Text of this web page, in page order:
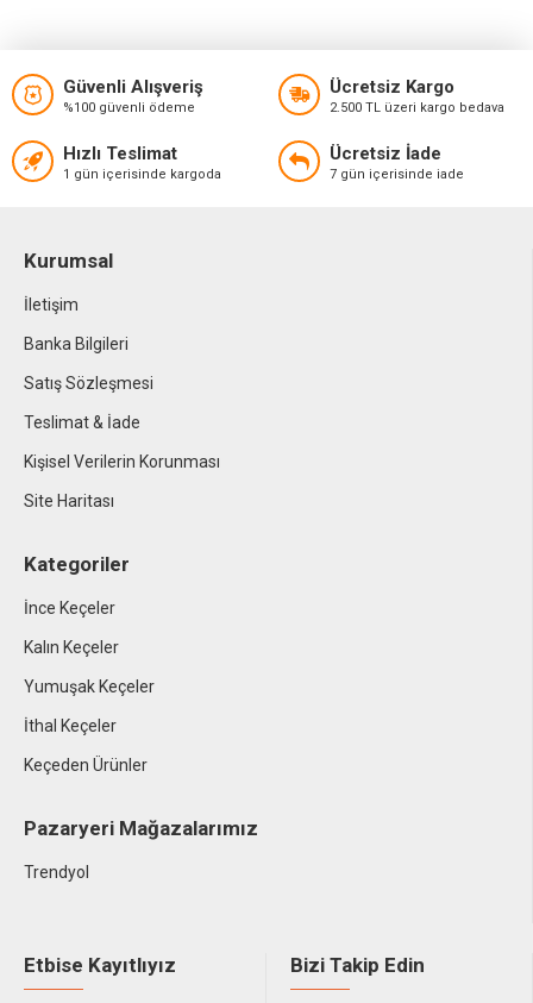
Güvenli Alışveriş
%100 güvenli ödeme
Ücretsiz Kargo
2.500 TL üzeri kargo bedava
Hızlı Teslimat
1 gün içerisinde kargoda
Ücretsiz İade
7 gün içerisinde iade
Kurumsal
İletişim
Banka Bilgileri
Satış Sözleşmesi
Teslimat & İade
Kişisel Verilerin Korunması
Site Haritası
Kategoriler
İnce Keçeler
Kalın Keçeler
Yumuşak Keçeler
İthal Keçeler
Keçeden Ürünler
Pazaryeri Mağazalarımız
Trendyol
Etbise Kayıtlıyız Bizi Takip Edin